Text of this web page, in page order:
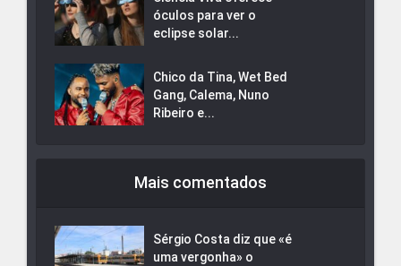
óculos para ver o
eclipse solar...
Chico da Tina, Wet Bed
Gang, Calema, Nuno
Ribeiro e...
Mais comentados
Sérgio Costa diz que «é
uma vergonha» o